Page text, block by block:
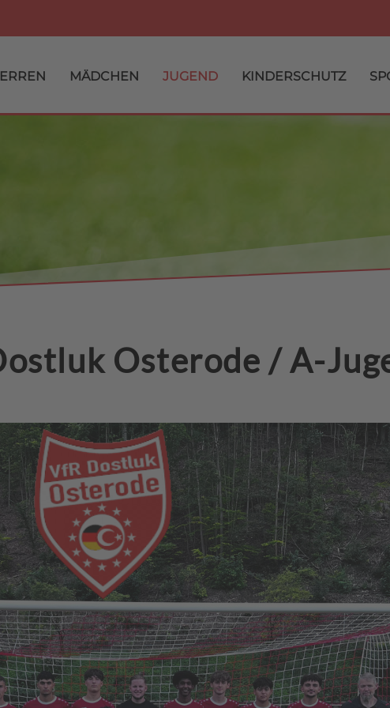
MÄDCHEN JUGEND KINDERSCHUTZ
Osterode / A-